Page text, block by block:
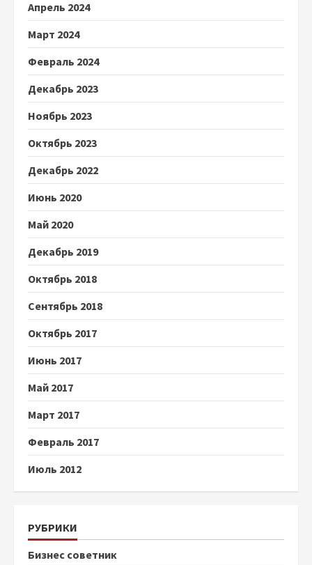
Апрель 2024
Март 2024
Февраль 2024
Декабрь 2023
Ноябрь 2023
Октябрь 2023
Декабрь 2022
Июнь 2020
Май 2020
Декабрь 2019
Октябрь 2018
Сентябрь 2018
Октябрь 2017
Июнь 2017
Май 2017
Март 2017
Февраль 2017
Июль 2012
РУБРИКИ
Бизнес советник